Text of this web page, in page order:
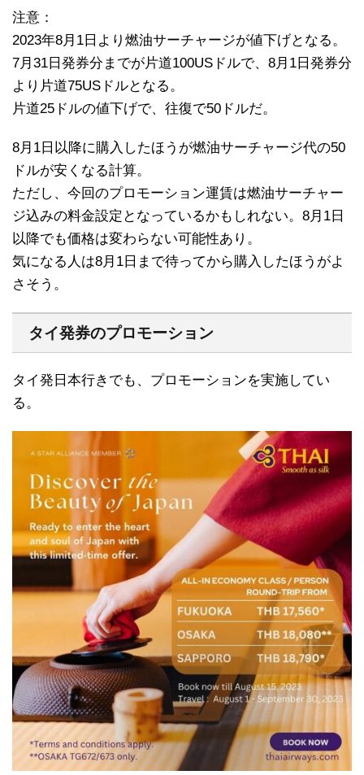
注意：
2023年8月1日より燃油サーチャージが値下げとなる。
7月31日発券分までが片道100USドルで、8月1日発券分
より片道75USドルとなる。
片道25ドルの値下げで、往復で50ドルだ。
8月1日以降に購入したほうが燃油サーチャージ代の50
ドルが安くなる計算。
ただし、今回のプロモーション運賃は燃油サーチャー
ジ込みの料金設定となっているかもしれない。8月1日
以降でも価格は変わらない可能性あり。
気になる人は8月1日まで待ってから購入したほうがよ
さそう。
タイ発券のプロモーション
タイ発日本行きでも、プロモーションを実施してい
る。